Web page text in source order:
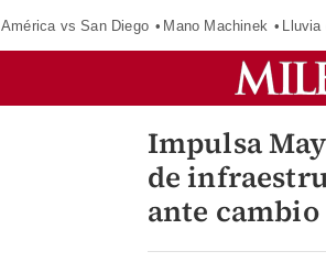
América vs San Diego Mano Machinek Lluvia
Impulsa
de
ante